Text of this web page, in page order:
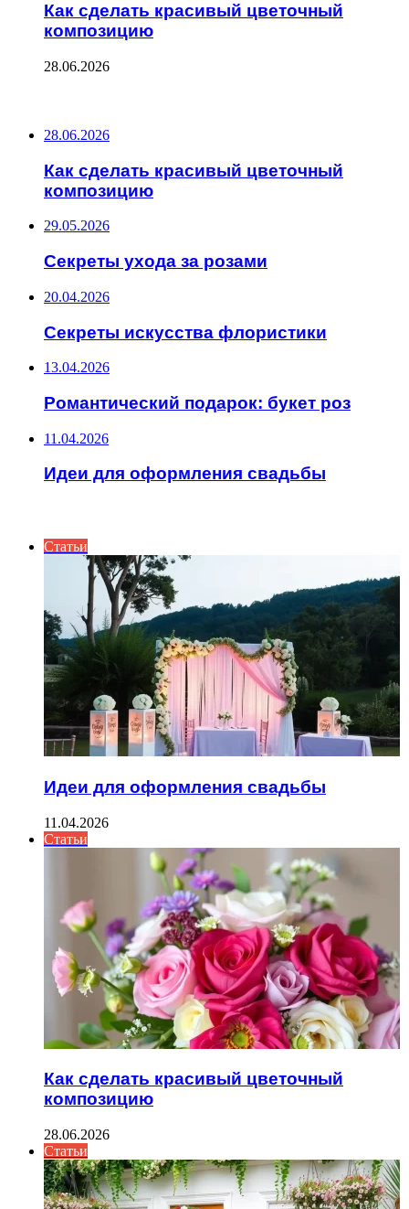
Как сделать красивый цветочный
композицию
28.06.2026
28.06.2026
Как сделать красивый цветочный
композицию
29.05.2026
Секреты ухода за розами
20.04.2026
Секреты искусства флористики
13.04.2026
Романтический подарок: букет роз
11.04.2026
Идеи для оформления свадьбы
Статьи
Идеи для оформления свадьбы
11.04.2026
Статьи
Как сделать красивый цветочный
композицию
28.06.2026
Статьи